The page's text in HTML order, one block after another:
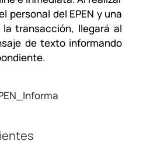
personal del EPEN y una
transacción, llegará al
de texto informando